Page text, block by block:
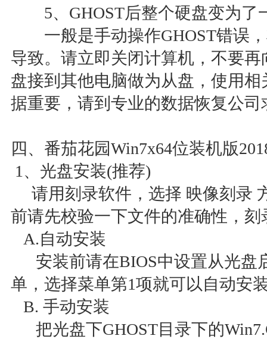
5、GHOST后整个硬盘变为了
一般是手动操作GHOST错误，
导致。请立即关闭计算机，不要
盘接到其他电脑做为从盘，使用
据重要，请到专业的数据恢复公司
四、番茄花园Win7x64位装机版
1、光盘安装(推荐)
请用刻录软件，选择 映像刻录
前请先校验一下文件的准确性，
A.自动安装
安装前请在BIOS中设置从光盘
单，选择菜单第1项就可以自动
B. 手动安装
把光盘下GHOST目录下的